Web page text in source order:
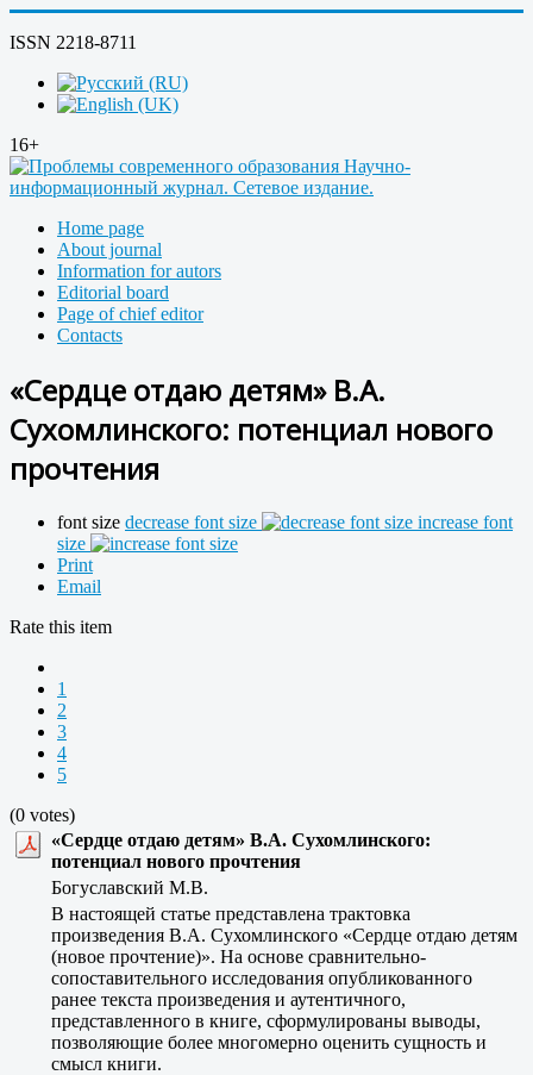
ISSN 2218-8711
16+
Home page
About journal
Information for autors
Editorial board
Page of chief editor
Contacts
«Сердце отдаю детям» В.А.
Сухомлинского: потенциал нового
прочтения
font size decrease font size
increase font
size
Print
Email
Rate this item
1
2
3
4
5
(0 votes)
«Сердце отдаю детям» В.А. Сухомлинского:
потенциал нового прочтения
Богуславский М.В.
В настоящей статье представлена трактовка
произведения В.А. Сухомлинского «Сердце отдаю детям
(новое прочтение)». На основе сравнительно-
сопоставительного исследования опубликованного
ранее текста произведения и аутентичного,
представленного в книге, сформулированы выводы,
позволяющие более многомерно оценить сущность и
смысл книги.